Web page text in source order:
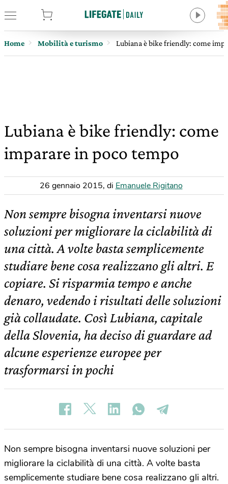
Home Mobilità e turismo Lubiana è bike friendly: come
Lubiana è bike friendly: come
imparare in poco tempo
26 gennaio 2015, di Emanuele Rigitano
Non sempre bisogna inventarsi nuove
soluzioni per migliorare la ciclabilità di
una città. A volte basta semplicemente
studiare bene cosa realizzano gli altri. E
copiare. Si risparmia tempo e anche
denaro, vedendo i risultati delle soluzioni
già collaudate. Così Lubiana, capitale
della Slovenia, ha deciso di guardare ad
alcune esperienze europee per
trasformarsi in pochi
Non sempre bisogna inventarsi nuove soluzioni per
migliorare la ciclabilità di una città. A volte basta
semplicemente studiare bene cosa realizzano gli altri.